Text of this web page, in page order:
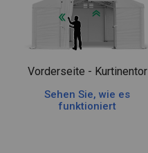
Vorderseite - Kurtinentor
Sehen Sie, wie es
funktioniert